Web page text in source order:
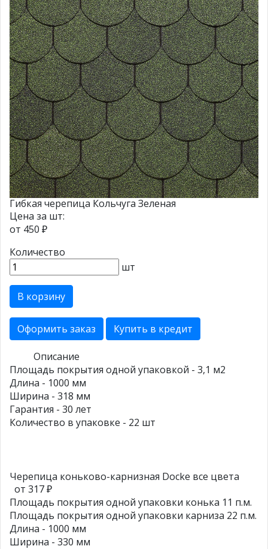
Гибкая черепица Кольчуга Зеленая
Цена за шт:
от 450 ₽
Количество
шт
В корзину
Оформить заказ Купить в кредит
Описание
Площадь покрытия одной упаковкой - 3,1 м2
Длина - 1000 мм
Ширина - 318 мм
Гарантия - 30 лет
Количество в упаковке - 22 шт
Черепица коньково-карнизная Docke все цвета
от 317 ₽
Площадь покрытия одной упаковки конька 11 п.м.
Площадь покрытия одной упаковки карниза 22 п.м.
Длина - 1000 мм
Ширина - 330 мм